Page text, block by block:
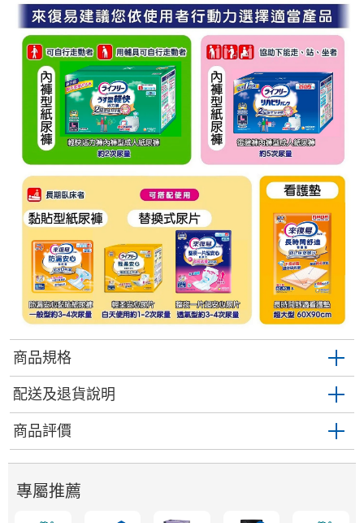
商品規格
配送及退貨說明
商品評價
專屬推薦